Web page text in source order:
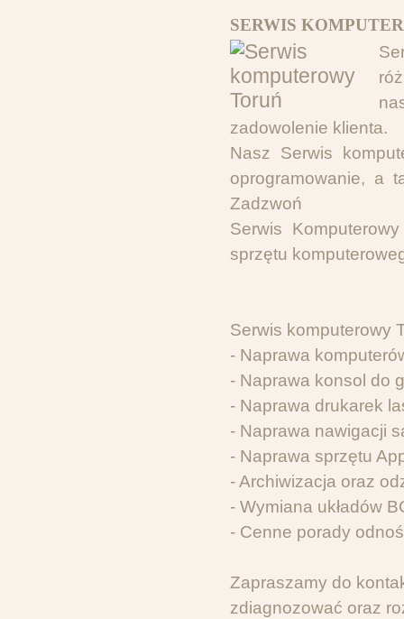
SERWIS
zadowolenie klienta.
Nasz Serwis
oprogramowanie, a
Zadzwoń
Serwis
sprzętu
Serwis komputerowy
- Naprawa
- Naprawa konsol do
- Naprawa drukarek
- Naprawa nawigacji
- Naprawa sprzętu
- Archiwizacja oraz
- Wymiana układów
- Cenne porady
Zapraszamy do
zdiagnozować oraz